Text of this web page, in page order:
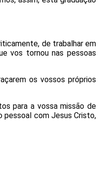
de trabalhar em
vos tornou nas pessoas
os vossos próprios
para a vossa missão de
pessoal com Jesus Cristo,